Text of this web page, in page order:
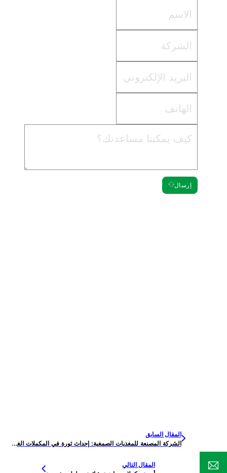
إرسال
المقال السابق
الشركة المصنعة للمغذيات الصمغية: إحداث ثورة في المكملات الغذائية الصحية
المقال التالي